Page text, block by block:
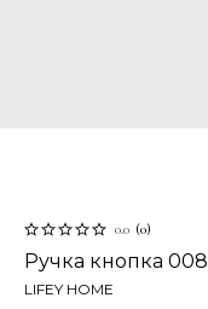
0.0 (0)
Ручка кнопка 008
LIFEY HOME